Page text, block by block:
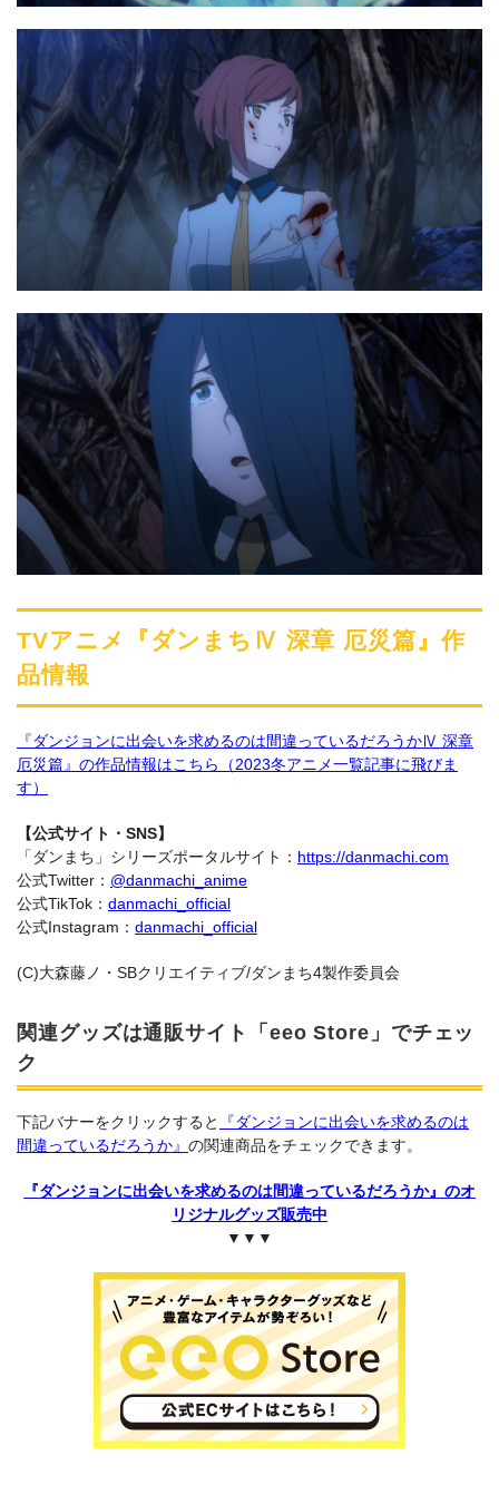
TVアニメ『ダンまちⅣ 深章 厄災篇』作
品情報
『ダンジョンに出会いを求めるのは間違っているだろうかⅣ 深章
厄災篇』の作品情報はこちら（2023冬アニメ一覧記事に飛びま
す）
【公式サイト・SNS】
「ダンまち」シリーズポータルサイト： https://danmachi.com
公式Twitter： @danmachi_anime
公式TikTok： danmachi_official
公式Instagram： danmachi_official
(C)大森藤ノ・SBクリエイティブ/ダンまち4製作委員会
関連グッズは通販サイト「eeo Store」でチェッ
ク
下記バナーをクリックすると
『ダンジョンに出会いを求めるのは
間違っているだろうか』 の関連商品をチェックできます。
『ダンジョンに出会いを求めるのは間違っているだろうか』のオ
リジナルグッズ販売中
▼▼▼